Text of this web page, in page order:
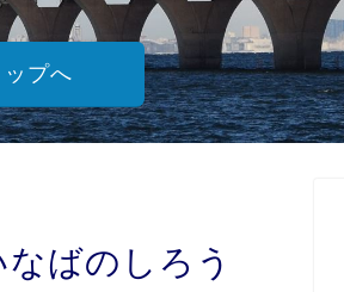
ップへ
ばのしろう